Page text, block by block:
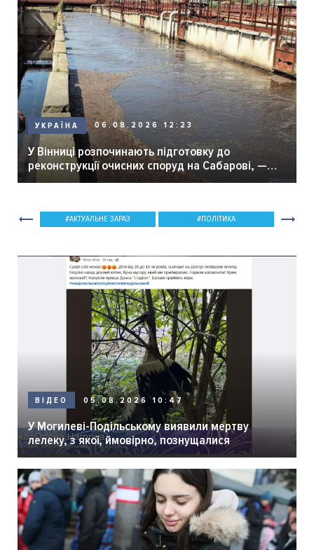
УКРАЇНА 06.08.2026 12:23
У Вінниці розпочинають підготовку до
реконструкції очисних споруд на Сабарові, —
мер Вінниці.
АКТУАЛЬНЕ ЗАРАЗ ПОЛІТИКА
ВІДЕО 05.08.2026 10:47
У Могилеві-Подільському виявили мертву
лелеку, з якої, ймовірно, познущалися